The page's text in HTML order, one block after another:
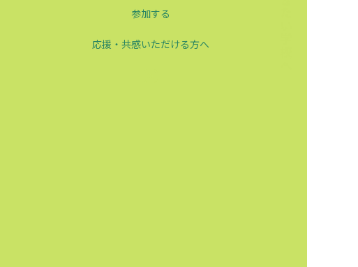
参加する
応援・共感いただける方へ